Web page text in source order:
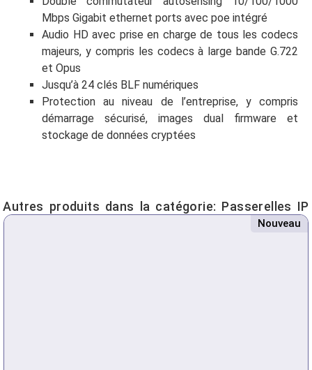
Mbps Gigabit ethernet ports avec poe intégré
Audio HD avec prise en charge de tous les codecs
majeurs, y compris les codecs à large bande G.722
et Opus
Jusqu’à 24 clés BLF numériques
Protection au niveau de l’entreprise, y compris
démarrage sécurisé, images dual firmware et
stockage de données cryptées
Autres produits dans la catégorie: Passerelles IP
Nouveau